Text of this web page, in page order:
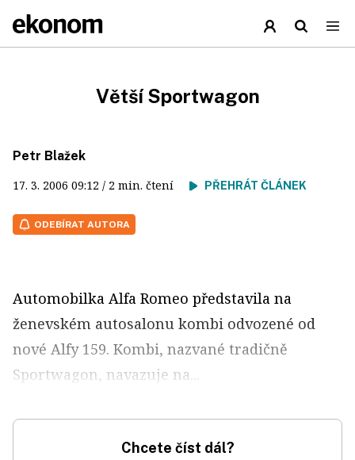
Větší Sportwagon
Petr Blažek
17. 3. 2006 09:12 / 2 min. čtení PŘEHRÁT ČLÁNEK
ODEBÍRAT AUTORA
Automobilka Alfa Romeo představila na
ženevském autosalonu kombi odvozené od
nové Alfy 159. Kombi, nazvané tradičně
Sportwagon, navazuje na...
Chcete číst dál?